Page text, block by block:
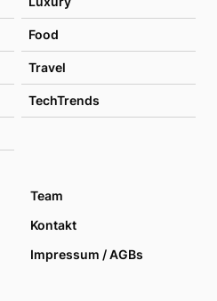
Food
Travel
TechTrends
Team
Kontakt
Impressum / AGBs